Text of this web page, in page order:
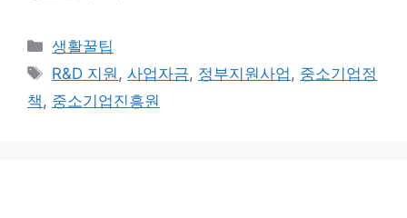
카
테
리
생활꿀팁
태
그
R&D 지원,사업자금, 정부지원사업, 중소기업정
책, 중소기업진흥원